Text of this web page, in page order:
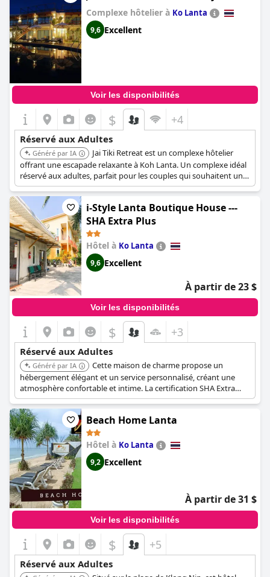
Complexe hôtelier à Ko Lanta
9,6 Excellent
Voir les disponibilités
$ +4
Réservé aux Adultes
Généré par IA
Jai Tiki Retreat est un complexe hôtelier
offrant une escapade relaxante à Koh Lanta. Un complexe idéal
réservé aux adultes, parfait pour les couples qui souhaitent une
escapade paisible et relaxante loin de l'agitation de la vie
quotidienne.
i-Style Lanta Boutique House ---
SHA Extra Plus
Hôtel à Ko Lanta
9,6 Excellent
À partir de 23 $
Voir les disponibilités
$ +3
Réservé aux Adultes
Généré par IA
Cette maison de charme propose un
hébergement élégant et un service personnalisé, créant une
atmosphère confortable et intime. La certification SHA Extra
Plus garantit des normes élevées d'hygiène et de sécurité,
offrant une tranquillité d'esprit aux voyageurs adultes.
Beach Home Lanta
Hôtel à Ko Lanta
9,2 Excellent
À partir de 31 $
Voir les disponibilités
$ +5
Réservé aux Adultes